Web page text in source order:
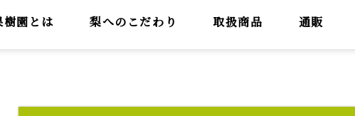
樹園とは 梨へのこだわり 取扱商品 通販